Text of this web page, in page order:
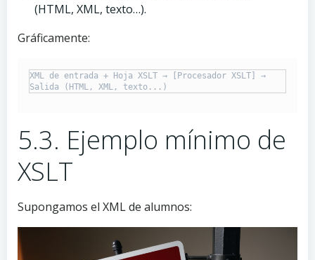
(HTML, XML, texto…).
Gráficamente:
XML de entrada + Hoja XSLT → [Procesador XSLT] →
5.3. Ejemplo mínimo de
XSLT
Supongamos el XML de alumnos: